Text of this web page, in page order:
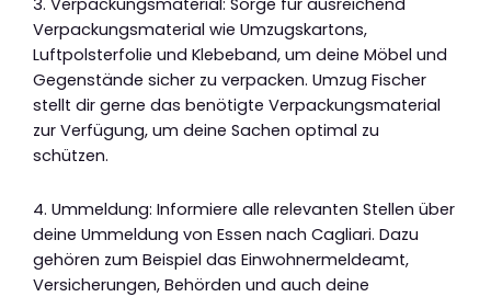
3. Verpackungsmaterial: Sorge für ausreichend
Verpackungsmaterial wie Umzugskartons,
Luftpolsterfolie und Klebeband, um deine Möbel und
Gegenstände sicher zu verpacken. Umzug Fischer
stellt dir gerne das benötigte Verpackungsmaterial
zur Verfügung, um deine Sachen optimal zu
schützen.
4. Ummeldung: Informiere alle relevanten Stellen über
deine Ummeldung von Essen nach Cagliari. Dazu
gehören zum Beispiel das Einwohnermeldeamt,
Versicherungen, Behörden und auch deine